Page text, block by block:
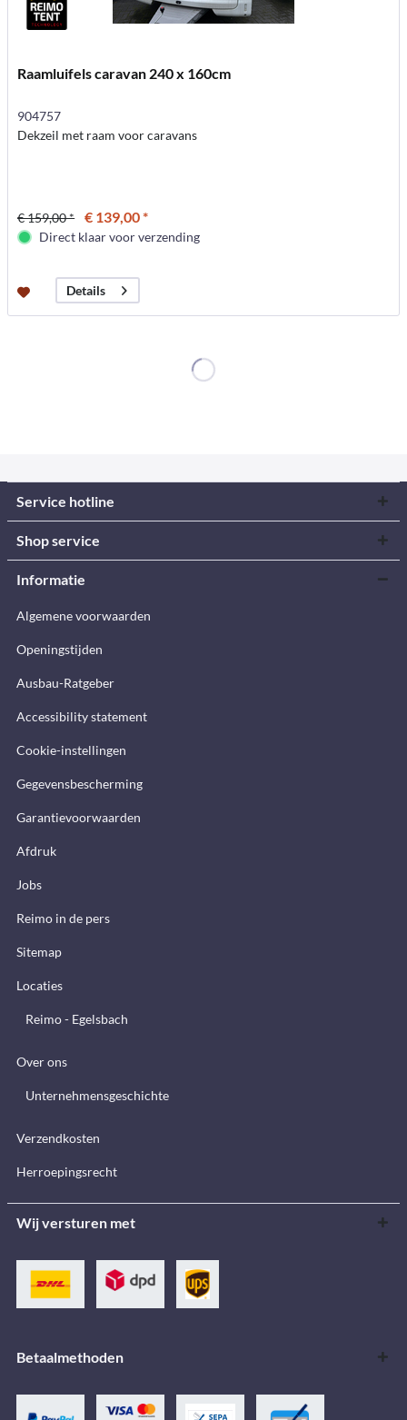
Raamluifels caravan 240 x 160cm
904757
Dekzeil met raam voor caravans
€ 159,00 * € 139,00 *
Direct klaar voor verzending
Details
Service hotline
Shop service
Informatie
Algemene voorwaarden
Openingstijden
Ausbau-Ratgeber
Accessibility statement
Cookie-instellingen
Gegevensbescherming
Garantievoorwaarden
Afdruk
Jobs
Reimo in de pers
Sitemap
Locaties
Reimo - Egelsbach
Over ons
Unternehmensgeschichte
Verzendkosten
Herroepingsrecht
Wij versturen met
Betaalmethoden